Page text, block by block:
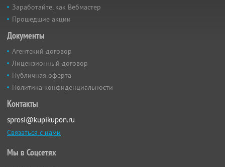
Заработайте, как Вебмастер
Прошедшие акции
Документы
Агентский договор
Лицензионный договор
Публичная оферта
Политика конфиденциальности
Контакты
sprosi@kupikupon.ru
Связаться с нами
Мы в Соцсетях